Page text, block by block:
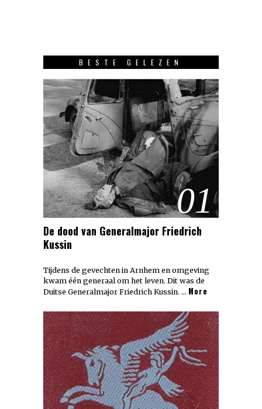
BESTE GELEZEN
01
De dood van Generalmajor Friedrich
Kussin
Tijdens de gevechten in Arnhem en omgeving
kwam één generaal om het leven. Dit was de
Duitse Generalmajor Friedrich Kussin. … More